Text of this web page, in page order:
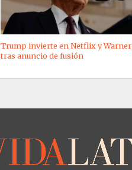
Trump invierte en Netflix y Warner
tras anuncio de fusión